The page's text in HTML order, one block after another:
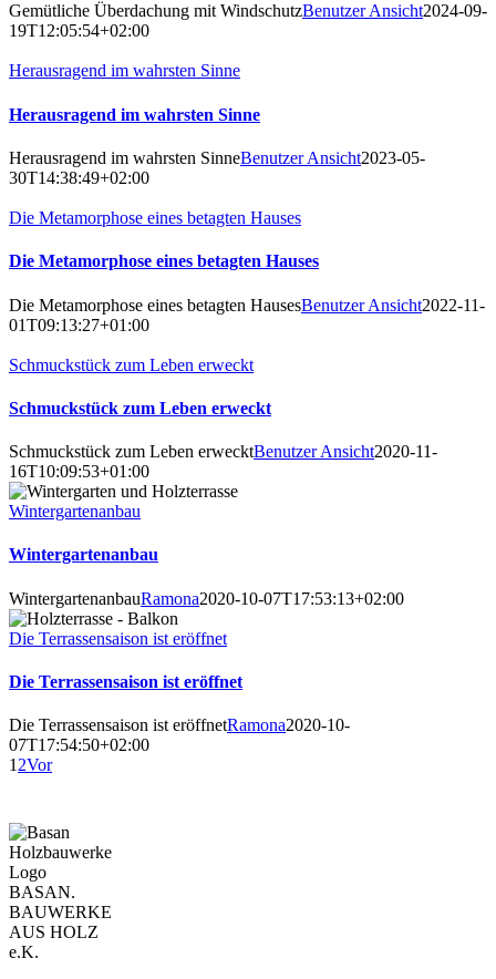
Gemütliche Überdachung mit WindschutzBenutzer Ansicht2024-09-
19T12:05:54+02:00
Herausragend im wahrsten Sinne
Herausragend im wahrsten Sinne
Herausragend im wahrsten SinneBenutzer Ansicht2023-05-
30T14:38:49+02:00
Die Metamorphose eines betagten Hauses
Die Metamorphose eines betagten Hauses
Die Metamorphose eines betagten HausesBenutzer Ansicht2022-11-
01T09:13:27+01:00
Schmuckstück zum Leben erweckt
Schmuckstück zum Leben erweckt
Schmuckstück zum Leben erwecktBenutzer Ansicht2020-11-
16T10:09:53+01:00
Wintergartenanbau
Wintergartenanbau
WintergartenanbauRamona2020-10-07T17:53:13+02:00
Die Terrassensaison ist eröffnet
Die Terrassensaison ist eröffnet
Die Terrassensaison ist eröffnetRamona2020-10-
07T17:54:50+02:00
1 2Vor
BASAN.
BAUWERKE
AUS HOLZ
e.K.